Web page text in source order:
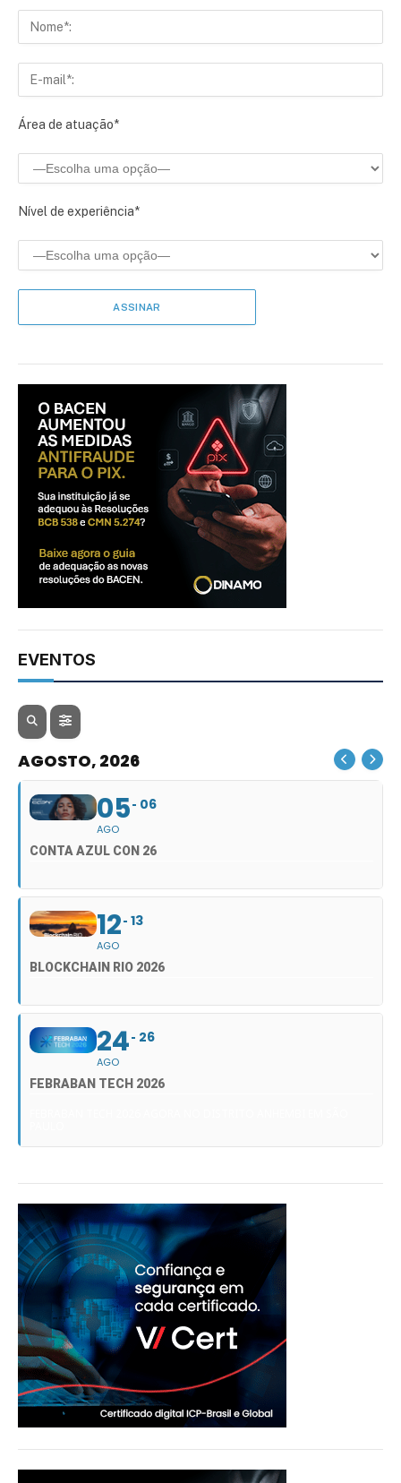
Área de atuação*
Nível de experiência*
EVENTOS
AGOSTO, 2026
05
AGO
06
CONTA AZUL CON 26
12
AGO
13
BLOCKCHAIN RIO 2026
24
AGO
26
FEBRABAN TECH 2026